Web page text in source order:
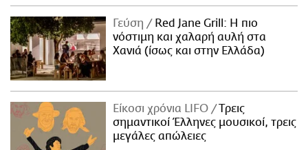
Γεύση
Red Jane Grill: Η πιο
νόστιμη και χαλαρή αυλή στα
Χανιά (ίσως και στην Ελλάδα)
Είκοσι χρόνια LIFO
Tρεις
σημαντικοί Έλληνες μουσικοί, τρεις
μεγάλες απώλειες